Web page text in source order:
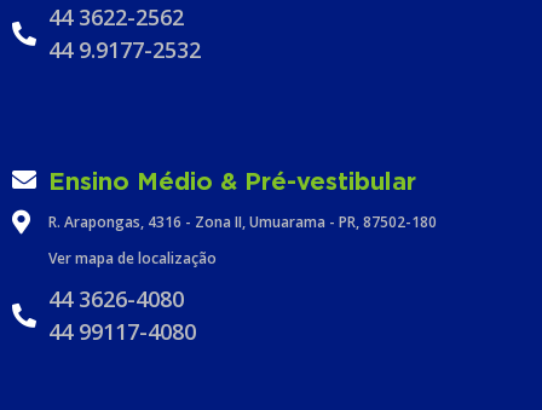
44 3622-2562
44 9.9177-2532
Ensino Médio & Pré-vestibular
R. Arapongas, 4316 - Zona II, Umuarama - PR, 87502-180
Ver mapa de localização
44 3626-4080
44 99117-4080